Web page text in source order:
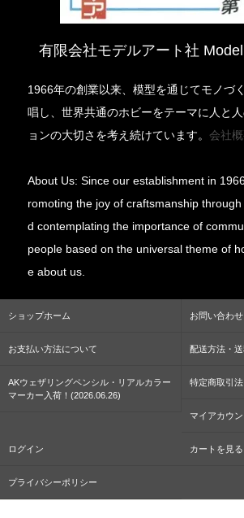
有限会社モデルアート社
1966年の創業以来、模型を通じてモノづ
唱し、世界共通のホビーをテーマに人と
ョンの大切さを考え続けています。会社
About Us: Since our establishment in
romoting the joy of craftsmanship
d contemplating the importance of
people based on the universal theme of
e about us.
ショップホーム お問い合わせ
お支払い方法について 配送方法・
AKウェザリングペンシル・リアルカラー
マーカー入荷！(2026.06.26)
特定商取引
マイアカウン
ログイン カートを見る
プライバシーポリシー